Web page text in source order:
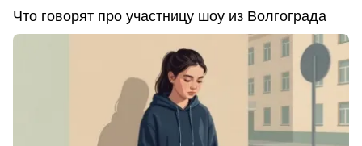
Что говорят про участницу шоу из Волгограда